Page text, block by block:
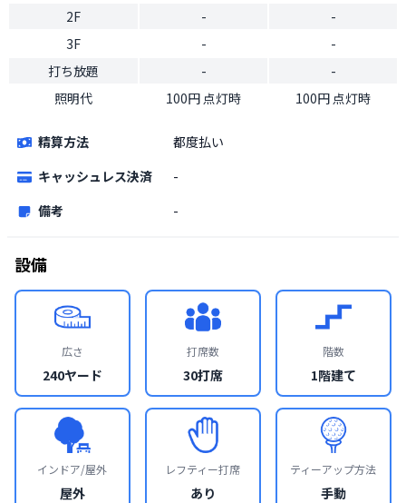
2F
-
-
3F
-
-
打ち放題
-
-
照明代
100円 点灯時 100円 点灯時
精算方法
都度払い
キャッシュレス決済
-
備考
-
設備
広さ
240ヤード
打席数
30打席
階数
1階建て
インドア/屋外
屋外
レフティー打席
あり
ティーアップ方法
手動